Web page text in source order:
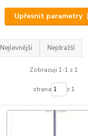
Upřesnit parametry
Nejlevnější Nejdražší
Zobrazuji 1-1 z 1
strana z 1